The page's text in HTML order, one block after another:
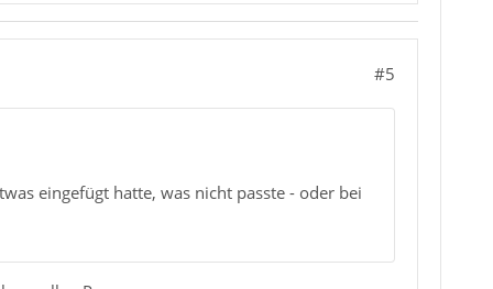
#5
eingefügt hatte, was nicht passte - oder bei